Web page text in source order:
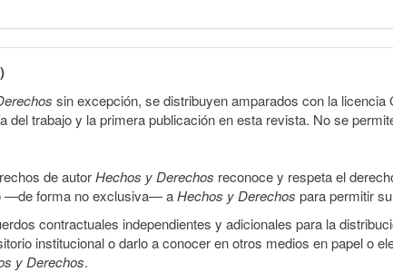
sin excepción, se distribuyen amparados con la
del trabajo y la primera publicación en esta revista. No se
de autorHechos y Derechos reconoce y respeta el
—de forma no exclusiva— aHechos y Derechos para permitir
contractuales independientes y adicionales para la
institucional o darlo a conocer en otros medios en papel o
y Derechos.